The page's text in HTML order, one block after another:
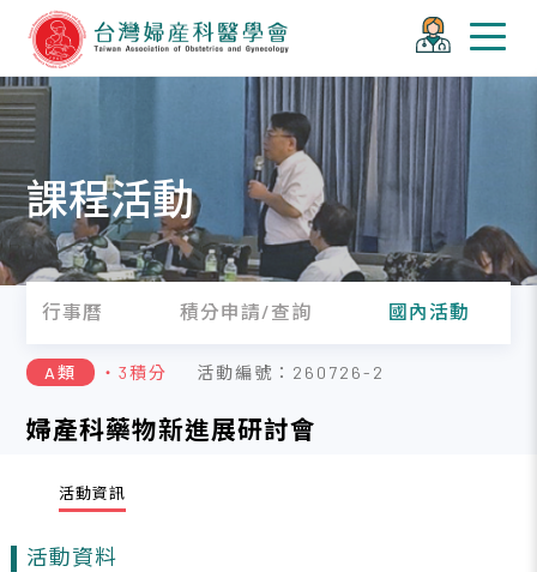
課程活動
行事曆 積分申請/查詢 國內活動
A類 ・3積分 活動編號：260726-2
婦產科藥物新進展研討會
活動資訊
活動資料